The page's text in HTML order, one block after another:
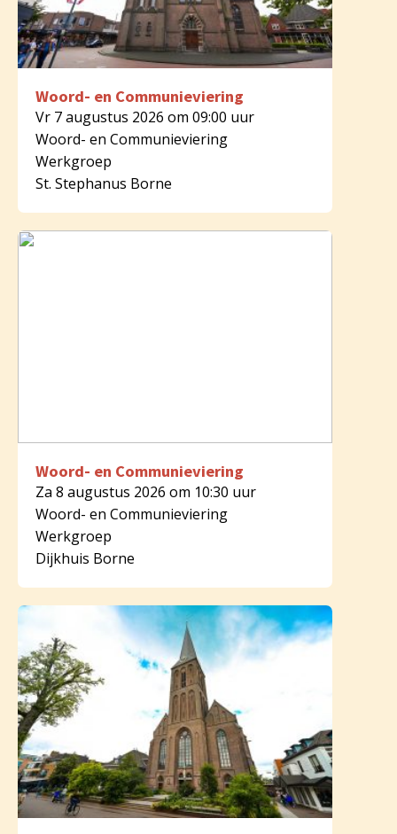
Woord- en Communieviering
Vr 7 augustus 2026 om 09:00 uur
Woord- en Communieviering
Werkgroep
St. Stephanus Borne
Woord- en Communieviering
Za 8 augustus 2026 om 10:30 uur
Woord- en Communieviering
Werkgroep
Dijkhuis Borne